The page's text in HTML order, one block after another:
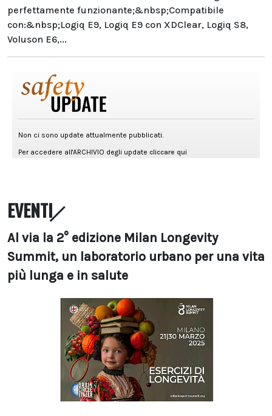
perfettamente funzionante;&nbsp;Compatibile
con:&nbsp;Logiq E9, Logiq E9 con XDClear, Logiq S8,
Voluson E6,...
EVENTI
Al via la 2° edizione Milan Longevity
Summit, un laboratorio urbano per una vita
più lunga e in salute